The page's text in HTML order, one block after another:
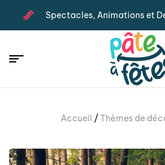
Spectacles, Animations et
Accueil /Thèmes de